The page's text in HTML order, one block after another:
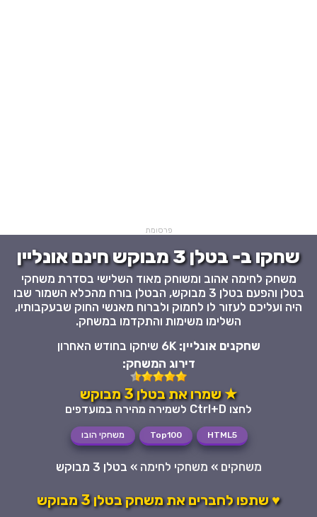
פרסומת
שחקו ב- בטלן 3 מבוקש חינם אונליין
משחק לחימה אהוב ומשוחק מאוד השלישי בסדרת משחקי
בטלן והפעם בטלן 3 מבוקש, הבטלן בורח מהכלא השמור שבו
היה ועליכם לעזור לו לחמוק ולברוח מאנשי החוק שבעקבותיו,
השלימו משימות והתקדמו במשחק.
שחקנים אונליין:6K שיחקו בחודש האחרון
דירוג המשחק:
★ שמרו את בטלן 3 מבוקש
לחצו Ctrl+D לשמירה מהירה במועדפים
HTML5
Top100 משחקי הובו
משחקים » משחקי לחימה » בטלן 3 מבוקש
♥ שתפו לחברים את משחק בטלן 3 מבוקש